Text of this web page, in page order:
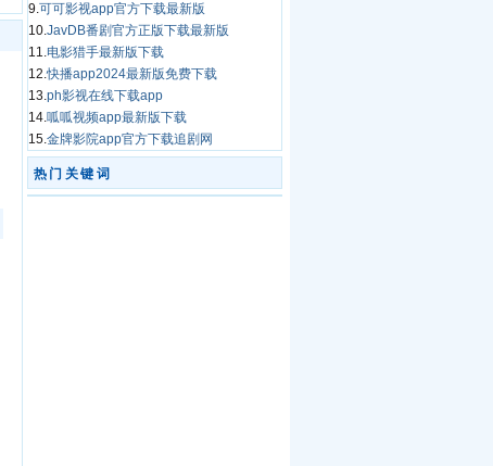
9.可可影视app官方下载最新版
10.JavDB番剧官方正版下载最新版
11.电影猎手最新版下载
12.快播app2024最新版免费下载
13.ph影视在线下载app
14.呱呱视频app最新版下载
15.金牌影院app官方下载追剧网
热门关键词